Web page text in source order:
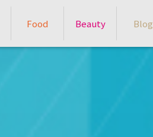
Food Beauty Blog